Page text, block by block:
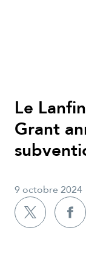
Le
Grant
9 octobre 2024